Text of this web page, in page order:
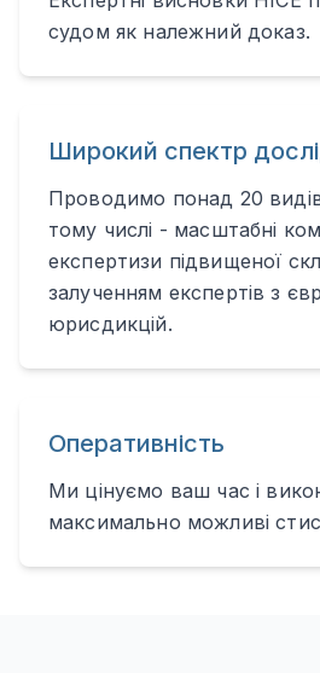
судом як належний доказ.
Широкий спектр
Проводимо понад 20
тому числі - масштабні
експертизи підвищеної
залученням експертів з
юрисдикцій.
Оперативність
Ми цінуємо ваш час і
максимально можливі